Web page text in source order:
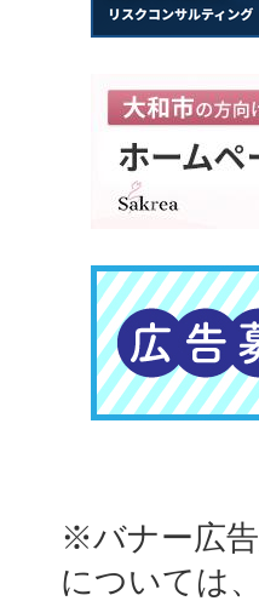
※バナー広
については